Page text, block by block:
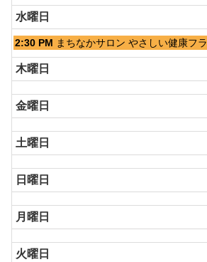
水曜日
水
曜
日,
8
月
12th
2026
2:30 PM まちなかサロン やさしい健康フラ
木曜日
金曜日
土曜日
日曜日
月曜日
火曜日